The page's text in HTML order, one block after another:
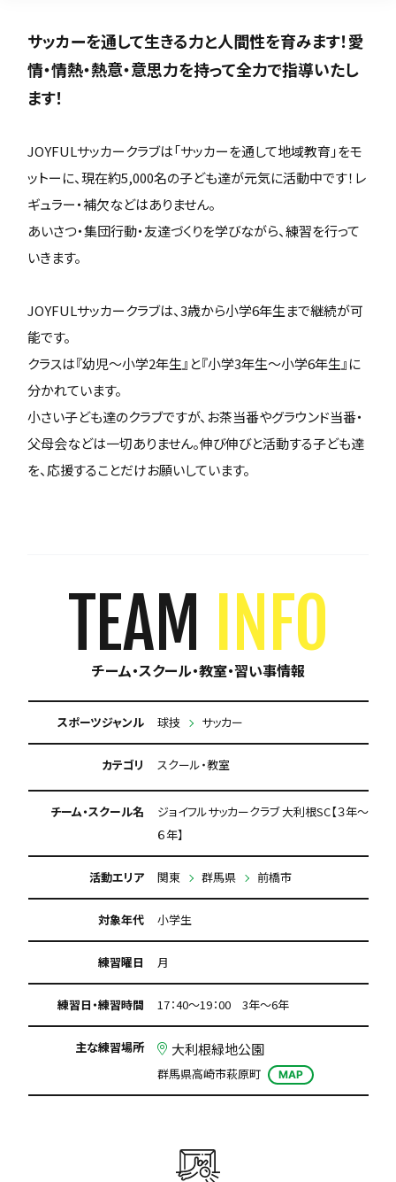
サッカーを通して生きる力と人間性を育みます！愛
情・情熱・熱意・意思力を持って全力で指導いたし
ます！
JOYFULサッカークラブは「サッカーを通して地域教育」をモ
ットーに、現在約5,000名の子ども達が元気に活動中です！レ
ギュラー・補欠などはありません。
あいさつ・集団行動・友達づくりを学びながら、練習を行って
いきます。
JOYFULサッカークラブは、3歳から小学6年生まで継続が可
能です。
クラスは『幼児～小学2年生』と『小学3年生～小学6年生』に
分かれています。
小さい子ども達のクラブですが、お茶当番やグラウンド当番・
父母会などは一切ありません。伸び伸びと活動する子ども達
を、応援することだけお願いしています。
TEAM INFO
チーム・スクール・教室・習い事情報
スポーツジャンル 球技 サッカー
カテゴリ スクール・教室
チーム・スクール名
ジョイフルサッカークラブ 大利根SC【３年～
６年】
活動エリア 関東 群馬県 前橋市
対象年代 小学生
練習曜日 月
練習日・練習時間 17：40～19：00 3年～6年
主な練習場所 大利根緑地公園
群馬県高崎市萩原町 MAP